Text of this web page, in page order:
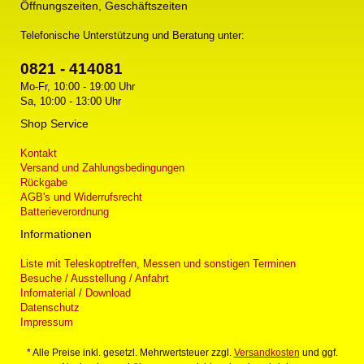
Öffnungszeiten, Geschäftszeiten
Telefonische Unterstützung und Beratung unter:
0821 - 414081
Mo-Fr, 10:00 - 19:00 Uhr
Sa, 10:00 - 13:00 Uhr
Shop Service
Kontakt
Versand und Zahlungsbedingungen
Rückgabe
AGB's und Widerrufsrecht
Batterieverordnung
Informationen
Liste mit Teleskoptreffen, Messen und sonstigen Terminen
Besuche / Ausstellung / Anfahrt
Infomaterial / Download
Datenschutz
Impressum
* Alle Preise inkl. gesetzl. Mehrwertsteuer zzgl. Versandkosten und ggf.